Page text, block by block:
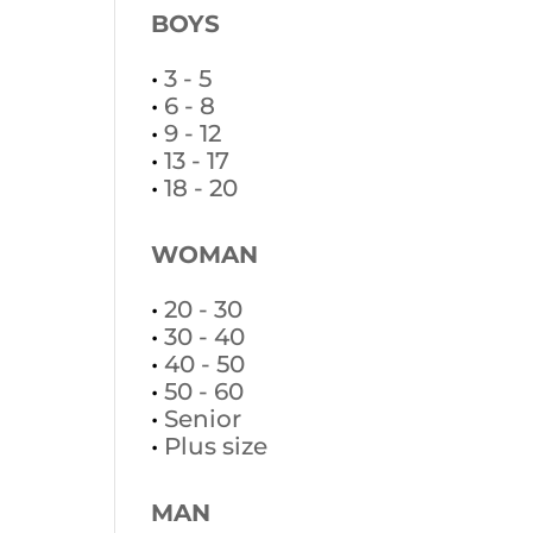
BOYS
•3 - 5
• 6 - 8
•9 - 12
•13 - 17
•18 - 20
WOMAN
•20 - 30
•30 - 40
•40 - 50
•50 - 60
• Senior
• Plus size
MAN